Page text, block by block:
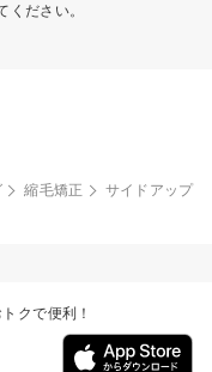
ください。
縮毛矯正
サイドアップ
クで便利！